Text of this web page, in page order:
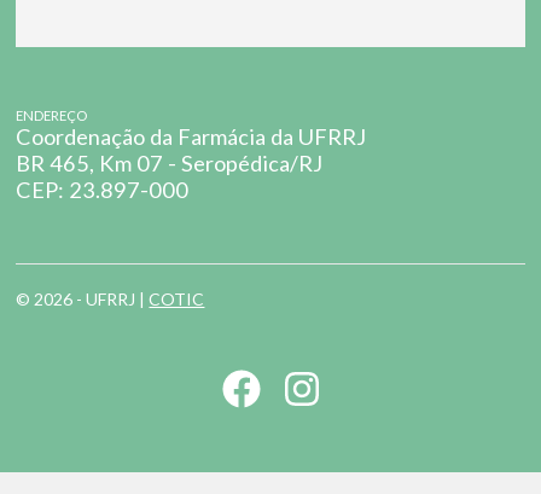
ENDEREÇO
Coordenação da Farmácia da UFRRJ
BR 465, Km 07 - Seropédica/RJ
CEP: 23.897-000
© 2026 - UFRRJ |COTIC